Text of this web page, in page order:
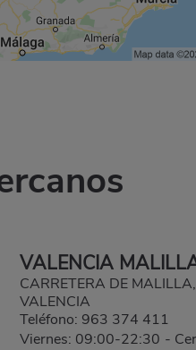
VALENCIA
CARRETERA DE
VALENCIA
Teléfono: 963 374 411
Viernes: 09:00-22:30 -